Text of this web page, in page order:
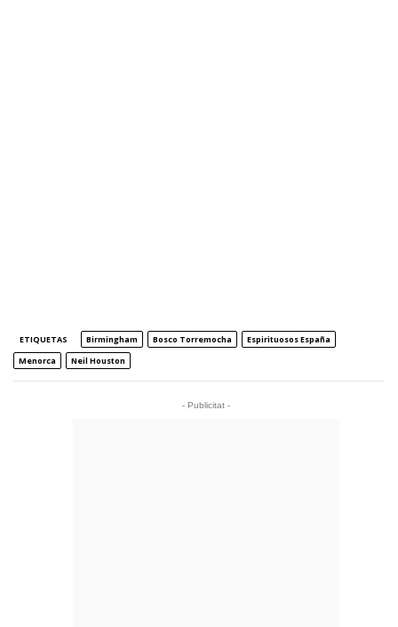
ETIQUETAS Birmingham Bosco Torremocha
Espirituosos España
Menorca
Neil Houston
- Publicitat -